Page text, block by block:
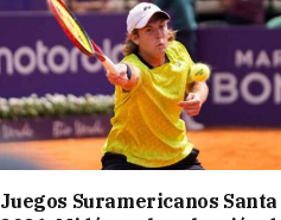
Juegos Suramericanos Santa